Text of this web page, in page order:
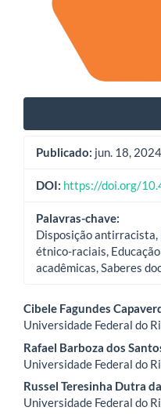
Publicado: jun. 18, 2024
DOI: https://doi.org/
Palavras-chave:
Disposição antirracista,
étnico-raciais,
acadêmicas, Saberes
Conteúdo
do
artigo
principal
Cibele Fagundes
Universidade Federal do
Rafael Barboza dos
Universidade Federal do
Russel Teresinha Dutra
Universidade Federal do